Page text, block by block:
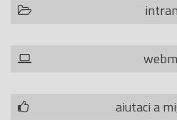
aiutaci a